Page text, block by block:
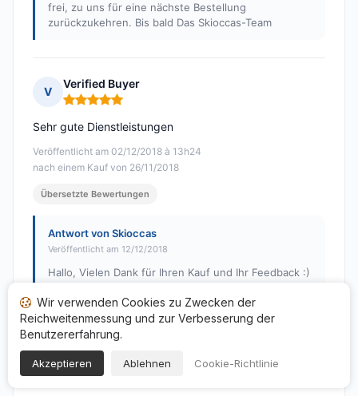
frei, zu uns für eine nächste Bestellung
zurückzukehren. Bis bald Das Skioccas-Team
V
Verified Buyer
Hinweis: 5 von 5
Veröffentlicht am 02/12/2018 à 13h24
nach einem Kauf von 26/11/2018
Sehr gute Dienstleistungen
Übersetzte Bewertungen
Antwort von Skioccas
Veröffentlicht am 12/12/2018
Hallo, Vielen Dank für Ihren Kauf und Ihr Feedback :)
bedacht. Bis bald, Team Skioccas
A
Acheteur vérifié
Wir verwenden Cookies zu Zwecken der
Reichweitenmessung und zur Verbesserung der
Benutzererfahrung.
Akzeptieren Ablehnen Cookie-Richtlinie